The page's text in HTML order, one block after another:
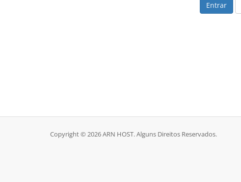
Copyright © 2026 ARN HOST. Alguns Direitos Reservados.